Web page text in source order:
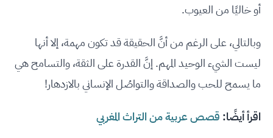
أو خاليًا من العيوب.
وبالتالي، على الرغم من أنَّ الحقيقة قد تكون مهمة، إلا أنها
ليست الشيء الوحيد المهم. إنَّ القدرة على الثقة، والتسامح هي
ما يسمح للحب والصداقة والتواصُل الإنساني بالازدهار!
اقرأ أيضًا: قصص عربية من التراث المغربي